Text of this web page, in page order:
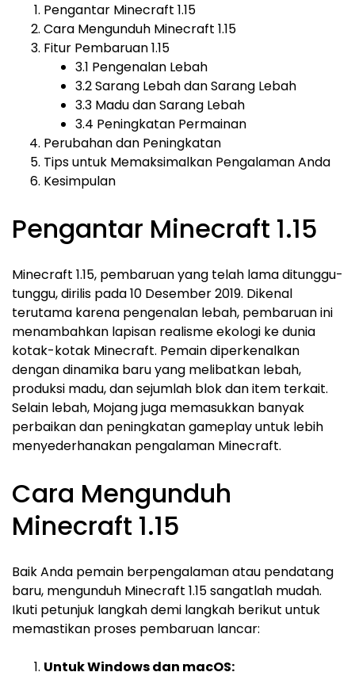
Pengantar Minecraft 1.15
Cara Mengunduh Minecraft 1.15
Fitur Pembaruan 1.15
3.1 Pengenalan Lebah
3.2 Sarang Lebah dan Sarang Lebah
3.3 Madu dan Sarang Lebah
3.4 Peningkatan Permainan
Perubahan dan Peningkatan
Tips untuk Memaksimalkan Pengalaman Anda
Kesimpulan
Pengantar Minecraft 1.15
Minecraft 1.15, pembaruan yang telah lama ditunggu-
tunggu, dirilis pada 10 Desember 2019. Dikenal
terutama karena pengenalan lebah, pembaruan ini
menambahkan lapisan realisme ekologi ke dunia
kotak-kotak Minecraft. Pemain diperkenalkan
dengan dinamika baru yang melibatkan lebah,
produksi madu, dan sejumlah blok dan item terkait.
Selain lebah, Mojang juga memasukkan banyak
perbaikan dan peningkatan gameplay untuk lebih
menyederhanakan pengalaman Minecraft.
Cara Mengunduh
Minecraft 1.15
Baik Anda pemain berpengalaman atau pendatang
baru, mengunduh Minecraft 1.15 sangatlah mudah.
Ikuti petunjuk langkah demi langkah berikut untuk
memastikan proses pembaruan lancar:
Untuk Windows dan macOS: